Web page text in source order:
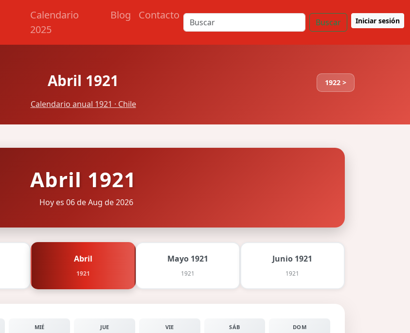
Calendario
2025
Blog Contacto
Buscar Iniciar sesión
Abril 1921 1922 >
Calendario anual 1921 · Chile
Abril 1921
Hoy es 06 de Aug de 2026
Abril
1921
Mayo 1921
1921
Junio 1921
1921
MIÉ JUE VIE SÁB DOM